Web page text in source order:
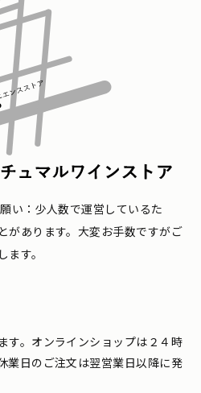
い：少人数で運営しているた
があります。大変お手数ですがご
す。
す。オンラインショップは２４時
業日のご注文は翌営業日以降に発